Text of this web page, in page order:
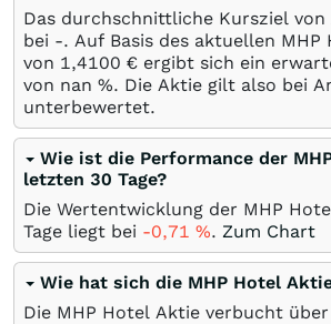
Das durchschnittliche Kursziel
bei -. Auf Basis des aktuellen MHP
von 1,4100 € ergibt sich ein
von nan %. Die Aktie gilt also bei
unterbewertet.
Wie ist die Performance der
letzten 30 Tage?
Die Wertentwicklung der MHP
Tage liegt bei -0,71 %. Zum Chart
Wie hat sich die MHP Hotel
Die MHP Hotel Aktie verbucht